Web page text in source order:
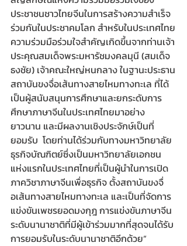
ประชาชนชาวไทยจีนในการสร้างความสำเร็จ
ร่วมกันในประชาคมโลก สำหรับในประเทศไทย
ความร่วมมือร่วมใจสำคัญเกิดขึ้นจากท่านเจ้า
ประคุณสมเด็จพระมหารัชมงคลมุนี (สมเด็จ
ธงชัย) เจ้าคณะใหญ่หนกลาง ในฐานะประธาน
สถาบันขงจื่อเส้นทางสายไหมทางทะเล ที่ได้
เป็นผู้สนับสนุนการศึกษาและยกระดับการ
ศึกษาภาษาจีนในประเทศไทยมาอย่าง
ยาวนาน และมีผลงานเชิงประจักษ์เป็นที่
ยอมรับ  โดยท่านได้ร่วมกับทางมหาวิทยาลัย
ธุรกิจบัณฑิตย์ซึ่งเป็นมหาวิทยาลัยเอกชน
แห่งแรกในประเทศไทยที่เป็นผู้นำในการเปิด
ภาควิชาภาษาจีนเพื่อธุรกิจ ตั้งสถาบันขงจื่
อเส้นทางสายไหมทางทะเล และเป็นที่จัดการ
แข่งขันเพชรยอดมงกุฎ การแข่งขันภาษาจีน
ระดับนานาชาติที่มีผู้เข้าร่วมมากที่สุดจนได้รับ
การยอมรับในระดับนานาชาติอีกด้วย”